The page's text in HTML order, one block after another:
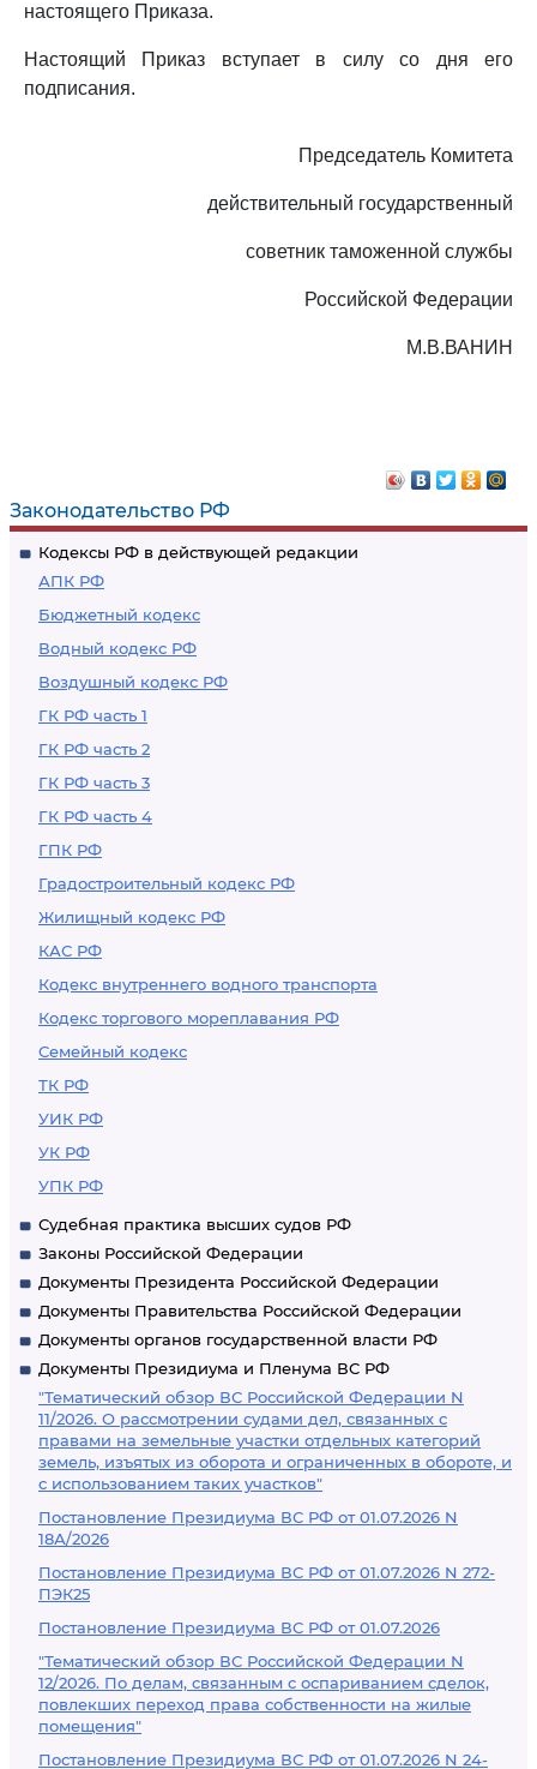
Законодательство РФ
Кодексы РФ в действующей редакции
АПК РФ
Бюджетный кодекс
Водный кодекс РФ
Воздушный кодекс РФ
ГК РФ часть 1
ГК РФ часть 2
ГК РФ часть 3
ГК РФ часть 4
ГПК РФ
Градостроительный кодекс РФ
Жилищный кодекс РФ
КАС РФ
Кодекс внутреннего водного транспорта
Кодекс торгового мореплавания РФ
Семейный кодекс
ТК РФ
УИК РФ
УК РФ
УПК РФ
Судебная практика высших судов РФ
Законы Российской Федерации
Документы Президента Российской Федерации
Документы Правительства Российской Федерации
Документы органов государственной власти РФ
Документы Президиума и Пленума ВС РФ
"Тематический обзор ВС Российской Федерации N
11/2026. О рассмотрении судами дел, связанных с
правами на земельные участки отдельных категорий
земель, изъятых из оборота и ограниченных в обороте, и
с использованием таких участков"
Постановление Президиума ВС РФ от 01.07.2026 N
18А/2026
Постановление Президиума ВС РФ от 01.07.2026 N 272-
ПЭК25
Постановление Президиума ВС РФ от 01.07.2026
"Тематический обзор ВС Российской Федерации N
12/2026. По делам, связанным с оспариванием сделок,
повлекших переход права собственности на жилые
помещения"
Постановление Президиума ВС РФ от 01.07.2026 N 24-
настоящего Приказа.
Настоящий Приказ вступает в силу со дня его
подписания.
Председатель Комитета
действительный государственный
советник таможенной службы
Российской Федерации
М.В.ВАНИН